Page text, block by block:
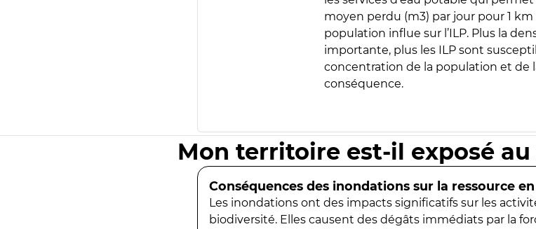
moyen perdu (m3) par jour pour 1
population influe sur l’ILP. Plus la
importante, plus les ILP sont
concentration de la population et de
conséquence.
Mon territoire est-il exposé
Conséquences des inondations sur la ressource
Les inondations ont des impacts significatifs sur les
biodiversité. Elles causent des dégâts immédiats par la